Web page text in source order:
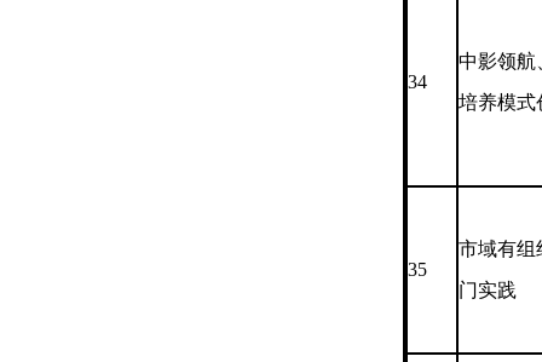
34
中影领航
培养模
35
市域有组
门实践